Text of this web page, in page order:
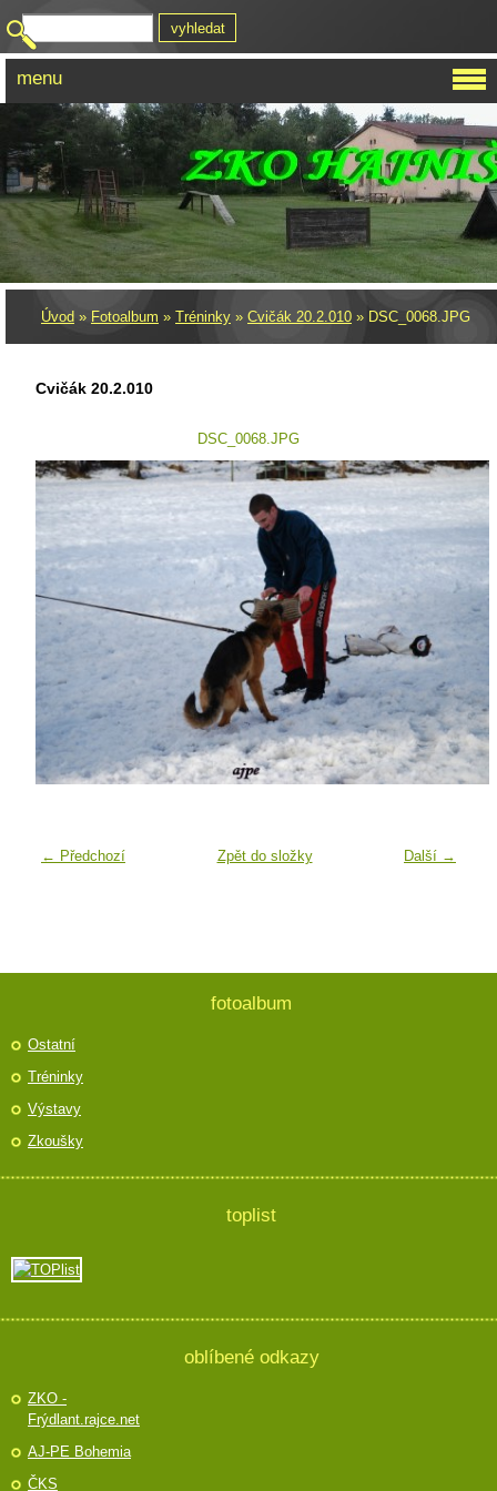
Úvod » Fotoalbum » Tréninky » Cvičák 20.2.010 » DSC_0068.JPG
Cvičák 20.2.010
DSC_0068.JPG
← Předchozí Další →
Zpět do složky
menu
fotoalbum
Ostatní
Tréninky
Výstavy
Zkoušky
toplist
oblíbené odkazy
ZKO -
Frýdlant.rajce.net
AJ-PE Bohemia
ČKS